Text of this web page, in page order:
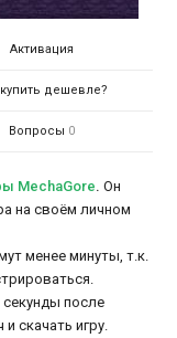
Активация
купить дешевле?
Вопросы 0
MechaGore. Он
на своём личном
менее минуты, т.к.
после
скачать игру.